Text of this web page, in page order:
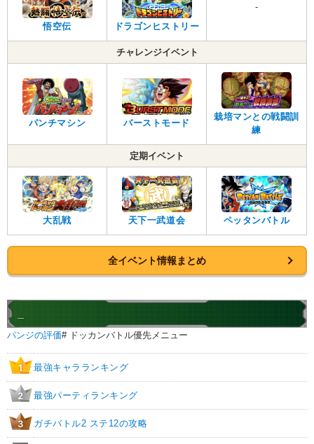
悟空伝 ドラゴンヒストリー
-
チャレンジイベント
パンチマシン バーストモード
栽培マンとの戦闘訓
練
定期イベント
大乱戦 天下一武道会 ペッタンバトル
全イベント情報まとめ
パンジの評価# ドッカンバトル優先メニュー
1 最強キャラランキング
2 最強パーティランキング
3 ガチバトル2 ステ12の攻略